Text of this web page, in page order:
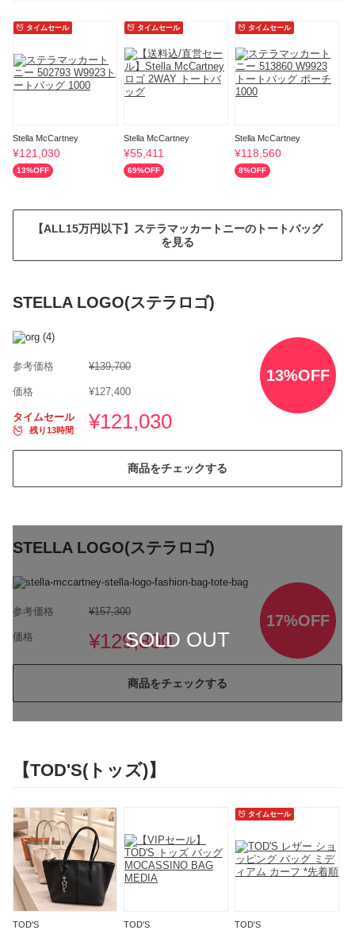
タイムセール
Stella McCartney
¥121,030
13%OFF
タイムセール
Stella McCartney
¥55,411
69%OFF
タイムセール
Stella McCartney
¥118,560
8%OFF
【ALL15万円以下】ステラマッカートニーのトートバッグ
を見る
STELLA LOGO(ステラロゴ)
13%OFF
参考価格 ¥139,700
価格 ¥127,400
タイムセール
残り13時間 ¥121,030
商品をチェックする
SOLD OUT
STELLA LOGO(ステラロゴ)
17%OFF
参考価格 ¥157,300
価格 ¥129,800
商品をチェックする
【TOD'S(トッズ)】
TOD'S TOD'S
タイムセール
TOD'S